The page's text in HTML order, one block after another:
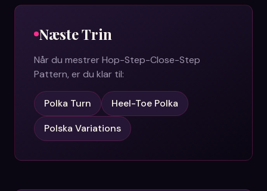
Næste Trin
Når du mestrerHop-Step-Close-Step
Pattern, er du klar til:
Polka Turn
Heel-Toe Polka
Polska Variations